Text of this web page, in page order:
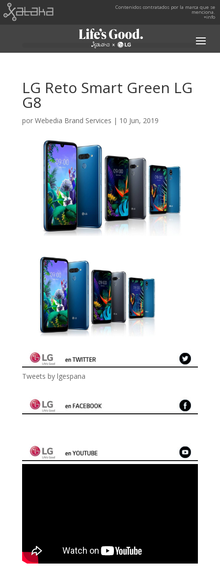
Contenidos contratados por la marca que se
menciona.
+info
LG Reto Smart Green LG
G8
por Webedia Brand Services | 10 Jun, 2019
Tweets by lgespana